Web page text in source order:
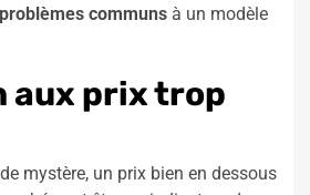
problèmes communs à un modèle
aux prix trop
de mystère, un prix bien en dessous